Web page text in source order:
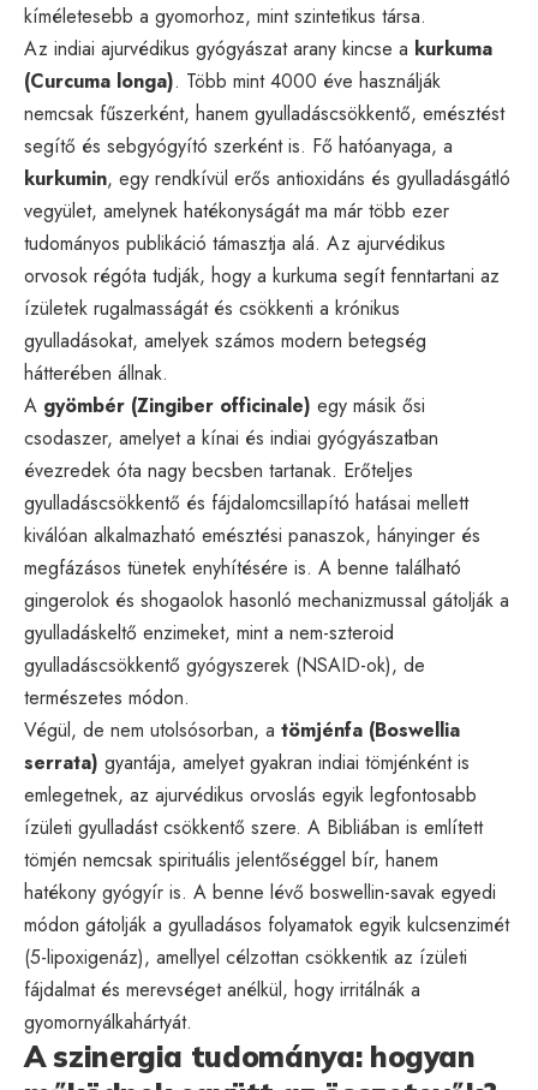
kíméletesebb a gyomorhoz, mint szintetikus társa.
Az indiai ajurvédikus gyógyászat arany kincse a kurkuma
(Curcuma longa). Több mint 4000 éve használják
nemcsak fűszerként, hanem gyulladáscsökkentő, emésztést
segítő és sebgyógyító szerként is. Fő hatóanyaga, a
kurkumin, egy rendkívül erős antioxidáns és gyulladásgátló
vegyület, amelynek hatékonyságát ma már több ezer
tudományos publikáció támasztja alá. Az ajurvédikus
orvosok régóta tudják, hogy a kurkuma segít fenntartani az
ízületek rugalmasságát és csökkenti a krónikus
gyulladásokat, amelyek számos modern betegség
hátterében állnak.
A gyömbér (Zingiber officinale) egy másik ősi
csodaszer, amelyet a kínai és indiai gyógyászatban
évezredek óta nagy becsben tartanak. Erőteljes
gyulladáscsökkentő és fájdalomcsillapító hatásai mellett
kiválóan alkalmazható emésztési panaszok, hányinger és
megfázásos tünetek enyhítésére is. A benne található
gingerolok és shogaolok hasonló mechanizmussal gátolják a
gyulladáskeltő enzimeket, mint a nem-szteroid
gyulladáscsökkentő gyógyszerek (NSAID-ok), de
természetes módon.
Végül, de nem utolsósorban, a tömjénfa (Boswellia
serrata) gyantája, amelyet gyakran indiai tömjénként is
emlegetnek, az ajurvédikus orvoslás egyik legfontosabb
ízületi gyulladást csökkentő szere. A Bibliában is említett
tömjén nemcsak spirituális jelentőséggel bír, hanem
hatékony gyógyír is. A benne lévő boswellin-savak egyedi
módon gátolják a gyulladásos folyamatok egyik kulcsenzimét
(5-lipoxigenáz), amellyel célzottan csökkentik az ízületi
fájdalmat és merevséget anélkül, hogy irritálnák a
gyomornyálkahártyát.
A szinergia tudománya: hogyan